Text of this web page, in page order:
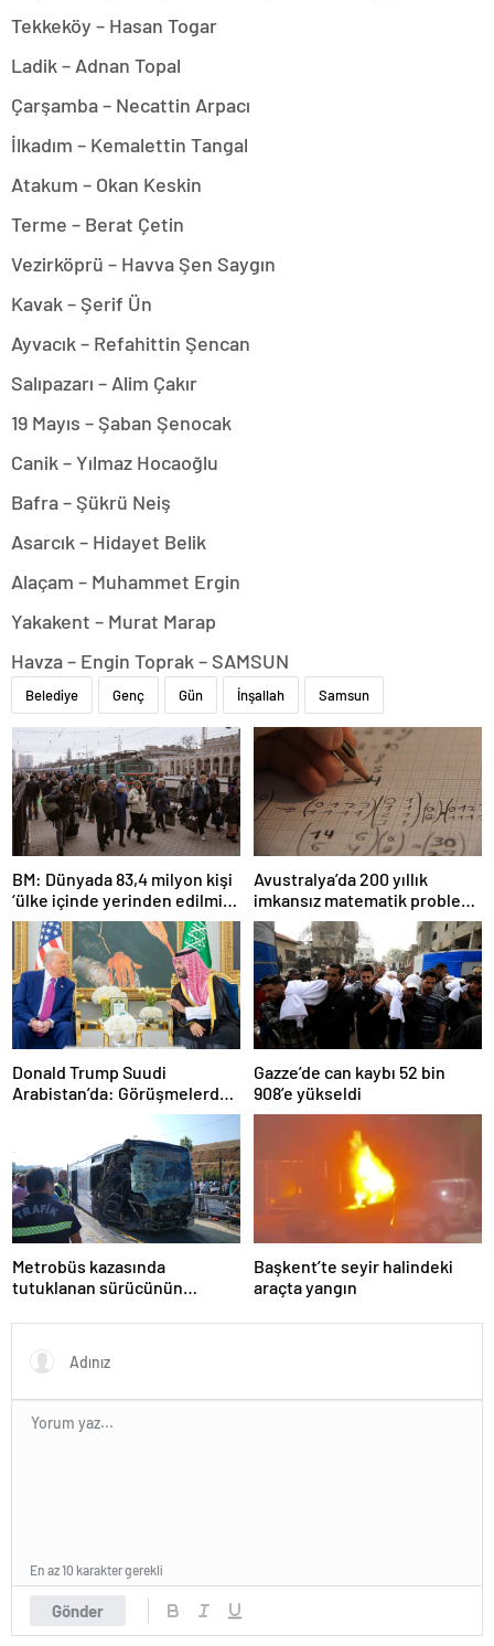
Tekkeköy – Hasan Togar
Ladik – Adnan Topal
Çarşamba – Necattin Arpacı
İlkadım – Kemalettin Tangal
Atakum – Okan Keskin
Terme – Berat Çetin
Vezirköprü – Havva Şen Saygın
Kavak – Şerif Ün
Ayvacık – Refahittin Şencan
Salıpazarı – Alim Çakır
19 Mayıs – Şaban Şenocak
Canik – Yılmaz Hocaoğlu
Bafra – Şükrü Neiş
Asarcık – Hidayet Belik
Alaçam – Muhammet Ergin
Yakakent – Murat Marap
Havza – Engin Toprak – SAMSUN
Belediye Genç Gün İnşallah Samsun
BM: Dünyada 83,4 milyon kişi
‘ülke içinde yerinden edilmiş’
olarak yaşıyor
Avustralya’da 200 yıllık
imkansız matematik problemi
çözüldü
Donald Trump Suudi
Arabistan’da: Görüşmelerde
Gazze’de can kaybı 52 bin
908’e yükseldi
Metrobüs kazasında
tutuklanan sürücünün
Başkent’te seyir halindeki
araçta yangın
Gönder
En az 10 karakter gerekli